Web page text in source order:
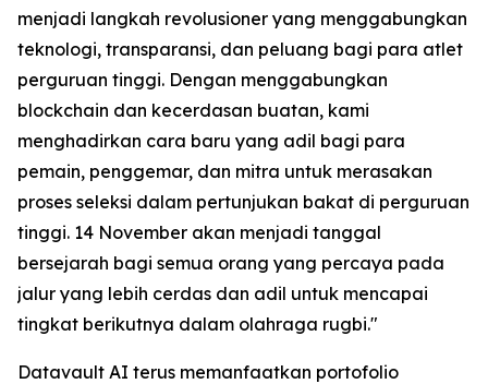
menjadi langkah revolusioner yang menggabungkan
teknologi, transparansi, dan peluang bagi para atlet
perguruan tinggi. Dengan menggabungkan
blockchain dan kecerdasan buatan, kami
menghadirkan cara baru yang adil bagi para
pemain, penggemar, dan mitra untuk merasakan
proses seleksi dalam pertunjukan bakat di perguruan
tinggi. 14 November akan menjadi tanggal
bersejarah bagi semua orang yang percaya pada
jalur yang lebih cerdas dan adil untuk mencapai
tingkat berikutnya dalam olahraga rugbi."
Datavault AI terus memanfaatkan portofolio